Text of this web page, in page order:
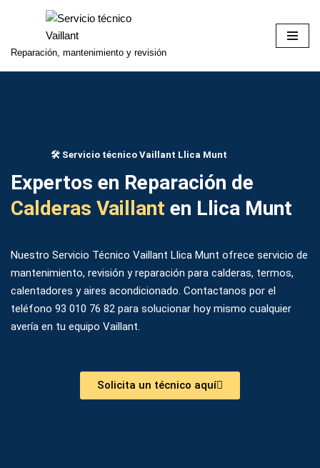
al
contenido
Reparación, mantenimiento y revisión
​​🛠️​ Servicio técnico Vaillant Llica Munt
Expertos en Reparación de
Calderas Vaillant en Llica Munt
Nuestro Servicio Técnico Vaillant Llica Munt ofrece servicio de
mantenimiento, revisión y reparación para calderas, termos,
calentadores y aires acondicionado. Contactanos por el
teléfono 93 010 76 82 para solucionar hoy mismo cualquier
avería en tu equipo Vaillant.
Solicita un técnico aquí